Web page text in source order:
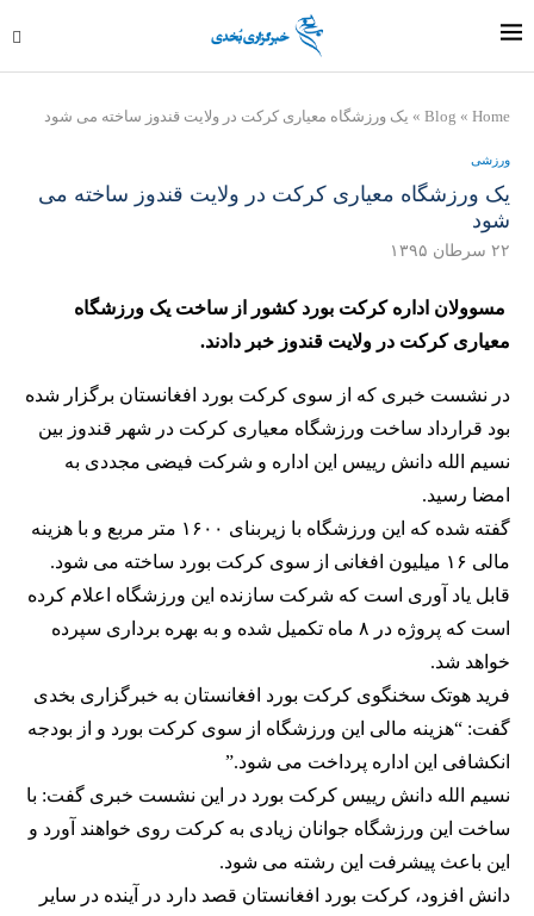
Home
»
Blog
» یک ورزشگاه معیاری کرکت در ولایت قندوز ساخته می شود
ورزشی
یک ورزشگاه معیاری کرکت در ولایت قندوز ساخته می
شود
۲۲ سرطان ۱۳۹۵
مسوولان اداره کرکت بورد کشور از ساخت یک ورزشگاه
معیاری کرکت در ولایت قندوز خبر دادند.
در نشست خبری که از سوی کرکت بورد افغانستان برگزار شده
بود قرارداد ساخت ورزشگاه معیاری کرکت در شهر قندوز بین
نسیم الله دانش رییس این اداره و شرکت فیضی مجددی به
امضا رسید.
گفته شده که این ورزشگاه با زیربنای ۱۶۰۰ متر مربع و با هزینه
مالی ۱۶ میلیون افغانی از سوی کرکت بورد ساخته می شود.
قابل یاد آوری است که شرکت سازنده این ورزشگاه اعلام کرده
است که پروژه در ۸ ماه تکمیل شده و به بهره برداری سپرده
خواهد شد.
فرید هوتک سخنگوی کرکت بورد افغانستان به خبرگزاری بخدی
گفت: “هزینه مالی این ورزشگاه از سوی کرکت بورد و از بودجه
انکشافی این اداره پرداخت می شود.”
نسیم الله دانش رییس کرکت بورد در این نشست خبری گفت: با
ساخت این ورزشگاه جوانان زیادی به کرکت روی خواهند آورد و
این باعث پیشرفت این رشته می شود.
دانش افزود، کرکت بورد افغانستان قصد دارد در آینده در سایر